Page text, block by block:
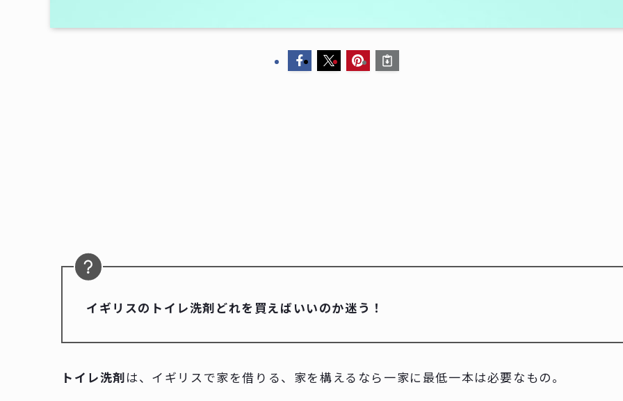
イギリスのトイレ洗剤どれを買えばいいのか迷う！
トイレ洗剤は、イギリスで家を借りる、家を構えるなら一家に最低一本は必要なもの。